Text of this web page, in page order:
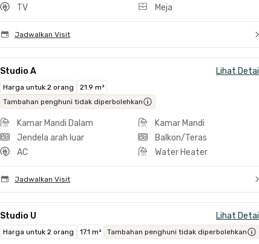
TV
Meja
Jadwalkan Visit
Studio A Lihat Detail
Harga untuk 2 orang
21.9 m²
Tambahan penghuni tidak diperbolehkan
Kamar Mandi Dalam
Kamar Mandi
Jendela arah luar
Balkon/Teras
AC
Water Heater
Jadwalkan Visit
Studio U Lihat Detail
Harga untuk 2 orang 17.1 m² Tambahan penghuni tidak diperbolehkan